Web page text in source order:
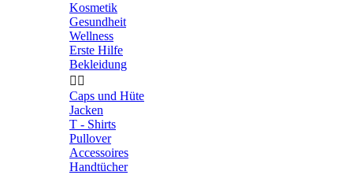
Kosmetik
Gesundheit
Wellness
Erste Hilfe
Bekleidung
 
Caps und Hüte
Jacken
T - Shirts
Pullover
Accessoires
Handtücher